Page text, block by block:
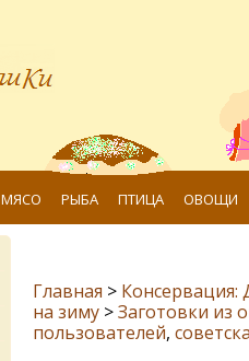
МЯСО РЫБА ПТИЦА ОВОЩИ
Главная > Консервация:
на зиму>Заготовки из
пользователей,